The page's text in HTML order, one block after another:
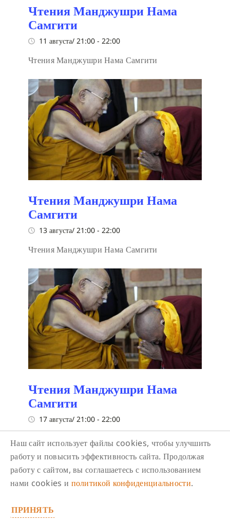
Чтения Манджушри Нама
Самгити
11 августа/ 21:00 - 22:00
Чтения Манджушри Нама Самгити
Чтения Манджушри Нама
Самгити
13 августа/ 21:00 - 22:00
Чтения Манджушри Нама Самгити
Чтения Манджушри Нама
Самгити
17 августа/ 21:00 - 22:00
Чтения Манджушри Нама Самгити
Наш сайт использует файлы cookies, чтобы улучшить
работу и повысить эффективность сайта. Продолжая
работу с сайтом, вы соглашаетесь с использованием
нами cookies и политикой конфиденциальности.
ПРИНЯТЬ